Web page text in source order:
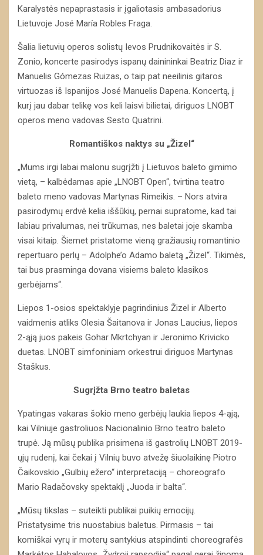
Karalystės nepaprastasis ir įgaliotasis ambasadorius
Lietuvoje José María Robles Fraga.
Šalia lietuvių operos solistų Ievos Prudnikovaitės ir S.
Zonio, koncerte pasirodys ispanų dainininkai Beatriz Diaz ir
Manuelis Gómezas Ruizas, o taip pat neeilinis gitaros
virtuozas iš Ispanijos José Manuelis Dapena. Koncertą, į
kurį jau dabar telikę vos keli laisvi bilietai, diriguos LNOBT
operos meno vadovas Sesto Quatrini.
Romantiškos naktys su „Žizel“
„Mums irgi labai malonu sugrįžti į Lietuvos baleto gimimo
vietą, – kalbėdamas apie „LNOBT Open“, tvirtina teatro
baleto meno vadovas Martynas Rimeikis. – Nors atvira
pasirodymų erdvė kelia iššūkių, pernai supratome, kad tai
labiau privalumas, nei trūkumas, nes baletai joje skamba
visai kitaip. Šiemet pristatome vieną gražiausių romantinio
repertuaro perlų – Adolphe’o Adamo baletą „Žizel“. Tikimės,
tai bus prasminga dovana visiems baleto klasikos
gerbėjams“.
Liepos 1-osios spektaklyje pagrindinius Žizel ir Alberto
vaidmenis atliks Olesia Šaitanova ir Jonas Laucius, liepos
2-ąją juos pakeis Gohar Mkrtchyan ir Jeronimo Krivicko
duetas. LNOBT simfoniniam orkestrui diriguos Martynas
Staškus.
Sugrįžta Brno teatro baletas
Ypatingas vakaras šokio meno gerbėjų laukia liepos 4-ąją,
kai Vilniuje gastroliuos Nacionalinio Brno teatro baleto
trupė. Ją mūsų publika prisimena iš gastrolių LNOBT 2019-
ųjų rudenį, kai čekai į Vilnių buvo atvežę šiuolaikinę Piotro
Čaikovskio „Gulbių ežero“ interpretaciją – choreografo
Mario Radačovsky spektaklį „Juoda ir balta“.
„Mūsų tikslas – suteikti publikai puikių emocijų.
Pristatysime tris nuostabius baletus. Pirmasis – tai
komiškai vyrų ir moterų santykius atspindinti choreografės